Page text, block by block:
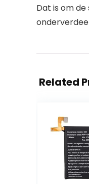
Dat is om
Related